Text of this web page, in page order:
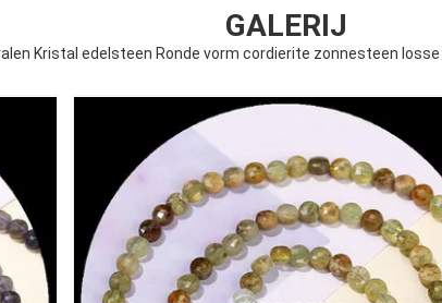
GALERIJ
Kristal edelsteen Ronde vorm cordierite zonnesteen